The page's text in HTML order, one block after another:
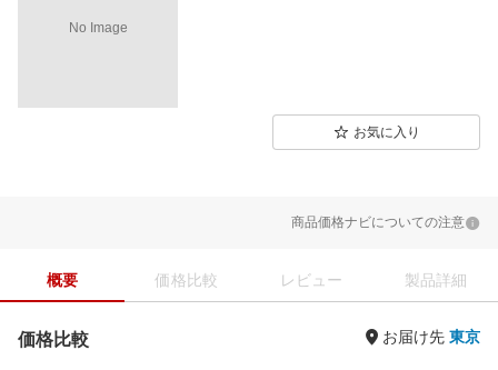
No Image
お気に入り
商品価格ナビについての注意
概要 価格比較 レビュー 製品詳細
価格比較 お届け先